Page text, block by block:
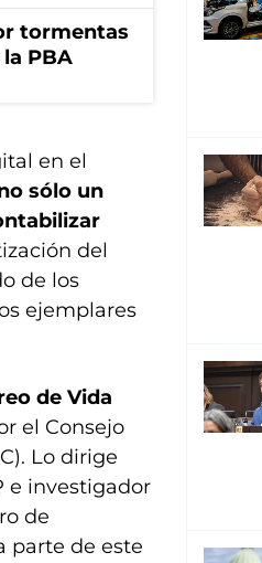
tormentas
PBA
en el
sólo un
del
de los
ejemplares
de Vida
el Consejo
Lo dirige
e investigador
de
parte de este